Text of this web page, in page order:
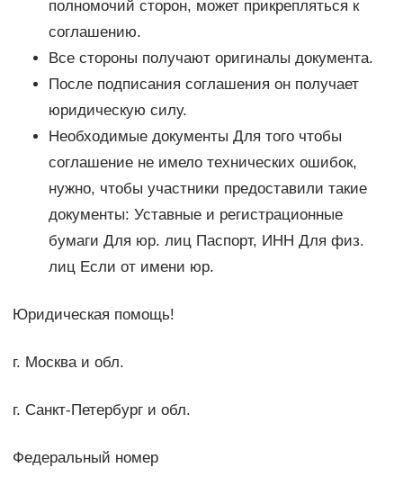
полномочий сторон, может прикрепляться к
соглашению.
Все стороны получают оригиналы документа.
После подписания соглашения он получает
юридическую силу.
Необходимые документы Для того чтобы
соглашение не имело технических ошибок,
нужно, чтобы участники предоставили такие
документы: Уставные и регистрационные
бумаги Для юр. лиц Паспорт, ИНН Для физ.
лиц Если от имени юр.
Юридическая помощь!
г. Москва и обл.
г. Санкт-Петербург и обл.
Федеральный номер